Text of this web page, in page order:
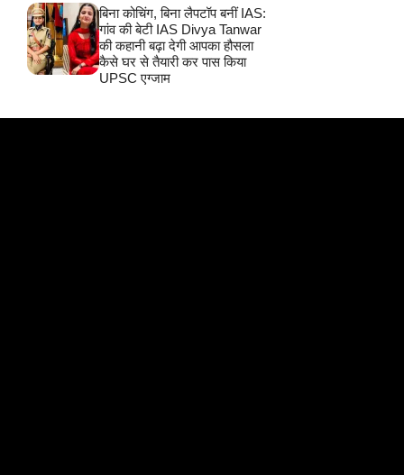
बिना कोचिंग, बिना लैपटॉप बनीं IAS:
गांव की बेटी IAS Divya Tanwar
की कहानी बढ़ा देगी आपका हौसला
कैसे घर से तैयारी कर पास किया
UPSC एग्जाम